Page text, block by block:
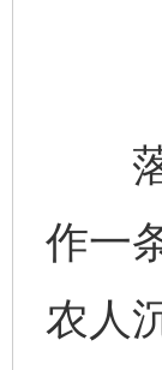
落
作一
农人